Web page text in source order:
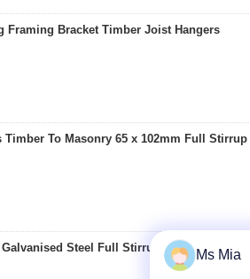
Framing Bracket Timber Joist Hangers
Timber To Masonry 65 x 102mm Full Stirrup
Steel Full Stirrup Post Anchor
Ms Mia